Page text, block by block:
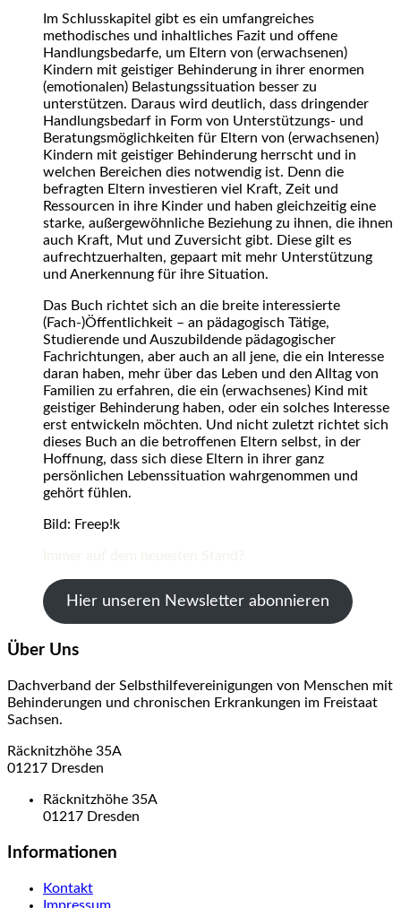
Im Schlusskapitel gibt es ein umfangreiches
methodisches und inhaltliches Fazit und offene
Handlungsbedarfe, um Eltern von (erwachsenen)
Kindern mit geistiger Behinderung in ihrer enormen
(emotionalen) Belastungssituation besser zu
unterstützen. Daraus wird deutlich, dass dringender
Handlungsbedarf in Form von Unterstützungs- und
Beratungsmöglichkeiten für Eltern von (erwachsenen)
Kindern mit geistiger Behinderung herrscht und in
welchen Bereichen dies notwendig ist. Denn die
befragten Eltern investieren viel Kraft, Zeit und
Ressourcen in ihre Kinder und haben gleichzeitig eine
starke, außergewöhnliche Beziehung zu ihnen, die ihnen
auch Kraft, Mut und Zuversicht gibt. Diese gilt es
aufrechtzuerhalten, gepaart mit mehr Unterstützung
und Anerkennung für ihre Situation.
Das Buch richtet sich an die breite interessierte
(Fach-)Öffentlichkeit – an pädagogisch Tätige,
Studierende und Auszubildende pädagogischer
Fachrichtungen, aber auch an all jene, die ein Interesse
daran haben, mehr über das Leben und den Alltag von
Familien zu erfahren, die ein (erwachsenes) Kind mit
geistiger Behinderung haben, oder ein solches Interesse
erst entwickeln möchten. Und nicht zuletzt richtet sich
dieses Buch an die betroffenen Eltern selbst, in der
Hoffnung, dass sich diese Eltern in ihrer ganz
persönlichen Lebenssituation wahrgenommen und
gehört fühlen.
Bild: Freep!k
Hier unseren Newsletter abonnieren
Über Uns
Dachverband der Selbsthilfevereinigungen von Menschen mit
Behinderungen und chronischen Erkrankungen im Freistaat
Sachsen.
Räcknitzhöhe 35A
01217 Dresden
Räcknitzhöhe 35A
01217 Dresden
Informationen
Kontakt
Impressum